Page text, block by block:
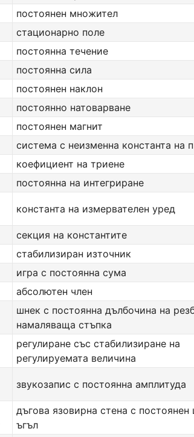
постоянен множител
стационарно поле
постоянна течение
постоянна сила
постоянен наклон
постоянно натоварване
постоянен магнит
система с неизменна константа на
коефициент на триене
постоянна на интегриране
константа на измервателен уред
секция на константите
стабилизиран източник
игра с постоянна сума
абсолютен член
шнек с постоянна дълбочина на
намаляваща стъпка
регулиране със стабилизиране на
регулируемата величина
звукозапис с постоянна амплитуда
дъгова язовирна стена с постоянен
ъгъл